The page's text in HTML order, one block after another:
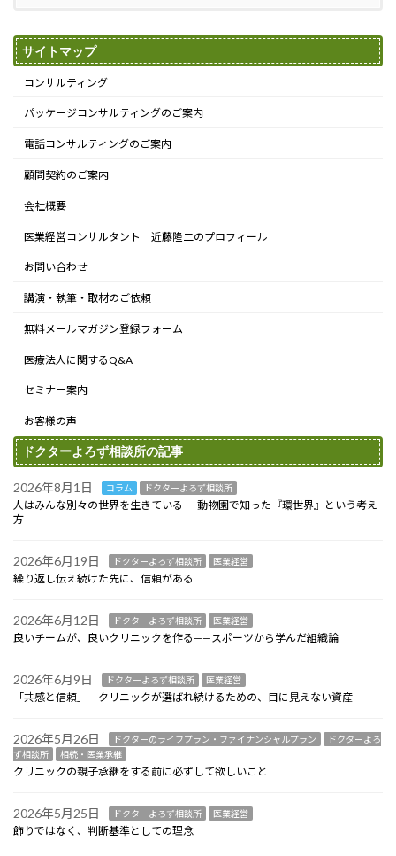
サイトマップ
コンサルティング
パッケージコンサルティングのご案内
電話コンサルティングのご案内
顧問契約のご案内
会社概要
医業経営コンサルタント 近藤隆二のプロフィール
お問い合わせ
講演・執筆・取材のご依頼
無料メールマガジン登録フォーム
医療法人に関するQ&A
セミナー案内
お客様の声
ドクターよろず相談所の記事
2026年8月1日 コラム ドクターよろず相談所
人はみんな別々の世界を生きている ― 動物園で知った『環世界』という考え
方
2026年6月19日 ドクターよろず相談所 医業経営
繰り返し伝え続けた先に、信頼がある
2026年6月12日 ドクターよろず相談所 医業経営
良いチームが、良いクリニックを作る——スポーツから学んだ組織論
2026年6月9日 ドクターよろず相談所 医業経営
「共感と信頼」---クリニックが選ばれ続けるための、目に見えない資産
2026年5月26日 ドクターのライフプラン・ファイナンシャルプラン
ドクターよろ
ず相談所
相続・医業承継
クリニックの親子承継をする前に必ずして欲しいこと
2026年5月25日 ドクターよろず相談所 医業経営
飾りではなく、判断基準としての理念